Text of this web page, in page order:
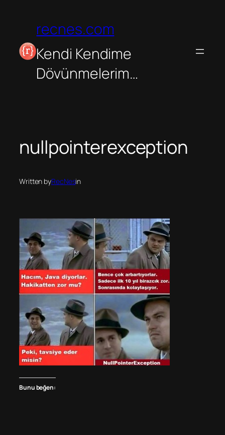
recnes.com
Kendi Kendime
Dövünmelerim…
nullpointerexception
Written byRecNesin
Bunu beğen: